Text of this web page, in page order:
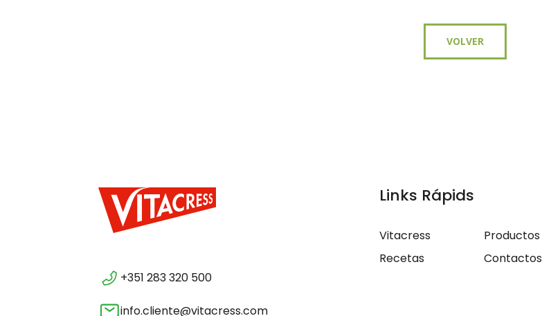
VOLVER
+351 283 320 500
info.cliente@vitacress.com
Links Rápids
Vitacress
Productos
Recetas
Contactos